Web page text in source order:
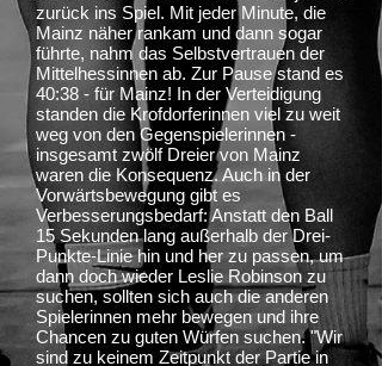
zurück ins Spiel. Mit jeder Minute, die
Mainz näher rankam und dann sogar
führte, nahm das Selbstvertrauen der
Mittelhessinnen ab. Zur Pause stand es
40:38 - für Mainz! In der Verteidigung
standen die Krofdorferinnen viel zu weit
weg von den Gegenspielerinnen -
insgesamt zwölf Dreier von Mainz
waren die Konsequenz. Auch in der
Vorwärtsbewegung gibt es
Verbesserungsbedarf: Anstatt den Ball
15 Sekunden lang außerhalb der Drei-
Punkte-Linie hin und her zu passen, um
dann doch wieder Leslie Robinson zu
suchen, sollten sich auch die anderen
Spielerinnen mehr bewegen und ihre
Chancen zu guten Würfen suchen. "Wir
sind zu keinem Zeitpunkt der Partie in